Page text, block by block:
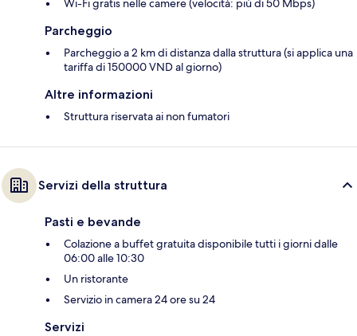
Wi-Fi gratis nelle camere (velocità: più di 50 Mbps)
Parcheggio
Parcheggio a 2 km di distanza dalla struttura (si applica una
tariffa di 150000 VND al giorno)
Altre informazioni
Struttura riservata ai non fumatori
Servizi della struttura
Pasti e bevande
Colazione a buffet gratuita disponibile tutti i giorni dalle
06:00 alle 10:30
Un ristorante
Servizio in camera 24 ore su 24
Servizi